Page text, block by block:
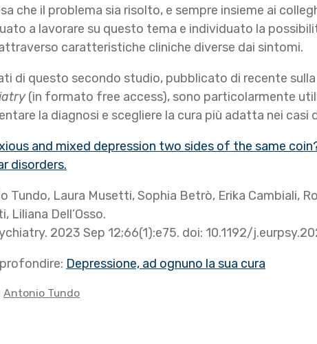
che il problema sia risolto, e sempre insieme ai
a lavorare su questo tema e individuato la
caratteristiche cliniche diverse dai sintomi.
di questo secondo studio, pubblicato di recente
(in formato free access), sono particolarmente
la diagnosi e scegliere la cura più adatta nei casi
and mixed depression two sides of the same
disorders.
Tundo, Laura Musetti, Sophia Betrò, Erika Cambiali,
Liliana Dell’Osso.
2023 Sep 12;66(1):e75. doi: 10.1192/
Depressione, ad ognuno la sua cura
Antonio Tundo